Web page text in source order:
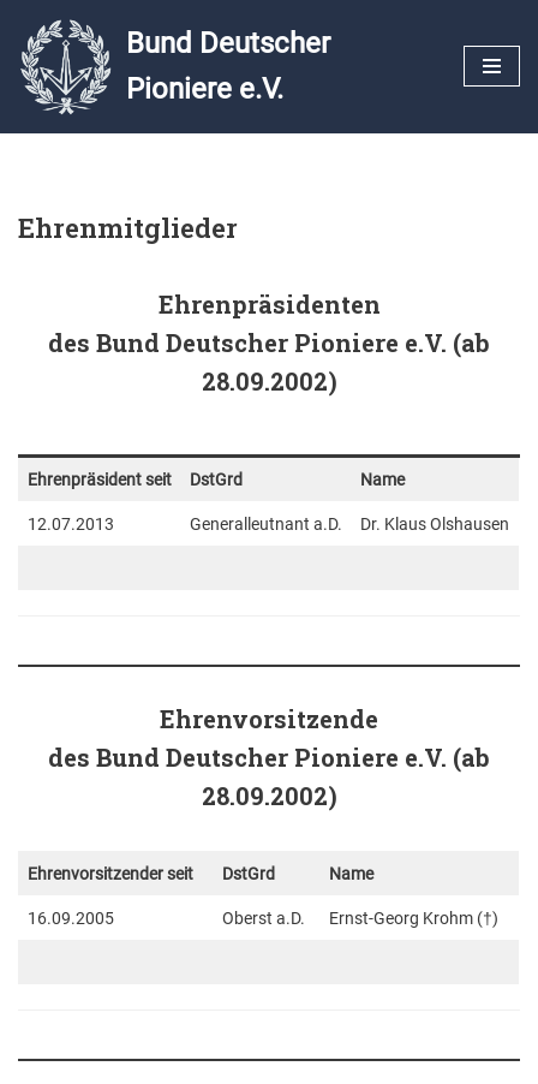
Zum
Inhalt
Bund Deutscher
Pioniere e.V.
Ehrenmitglieder
Ehrenpräsidenten
des Bund Deutscher Pioniere e.V. (ab
28.09.2002)
Ehrenpräsident seit DstGrd Name
12.07.2013 Generalleutnant a.D. Dr. Klaus Olshausen
Ehrenvorsitzende
des Bund Deutscher Pioniere e.V. (ab
28.09.2002)
Ehrenvorsitzender seit DstGrd Name
16.09.2005 Oberst a.D. Ernst-Georg Krohm (†)